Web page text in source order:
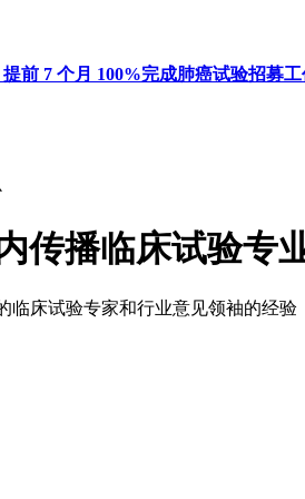
前 7 个月 100%完成肺癌试验招募
传播临床试验专
临床试验专家和行业意见领袖的经验